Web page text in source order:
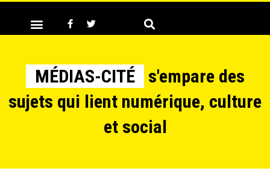
MÉDIAS-CITÉ
s'empare des
sujets qui lient numérique, culture
et social